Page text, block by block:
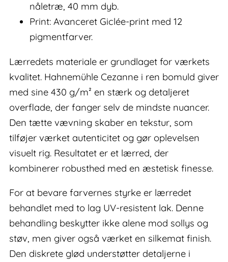
nåletræ, 40 mm dyb.
Print: Avanceret Giclée-print med 12
pigmentfarver.
Lærredets materiale er grundlaget for værkets
kvalitet. Hahnemühle Cezanne i ren bomuld giver
med sine 430 g/m² en stærk og detaljeret
overflade, der fanger selv de mindste nuancer.
Den tætte vævning skaber en tekstur, som
tilføjer værket autenticitet og gør oplevelsen
visuelt rig. Resultatet er et lærred, der
kombinerer robusthed med en æstetisk finesse.
For at bevare farvernes styrke er lærredet
behandlet med to lag UV-resistent lak. Denne
behandling beskytter ikke alene mod sollys og
støv, men giver også værket en silkemat finish.
Den diskrete glød understøtter detaljerne i